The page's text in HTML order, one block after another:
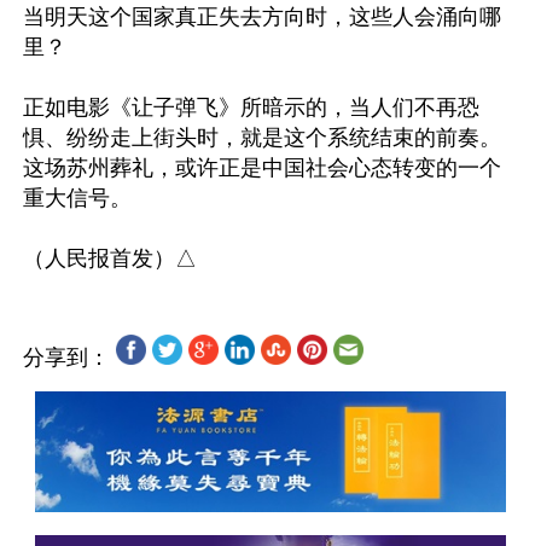
当明天这个国家真正失去方向时，这些人会涌向哪
里？
正如电影《让子弹飞》所暗示的，当人们不再恐
惧、纷纷走上街头时，就是这个系统结束的前奏。
这场苏州葬礼，或许正是中国社会心态转变的一个
重大信号。
分享到：